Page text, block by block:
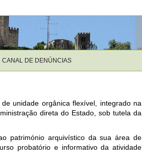
CANAL DE DENÚNCIAS
unidade orgânica flexível, integrado na
direta do Estado, sob tutela da
património arquivístico da sua área de
probatório e informativo da atividade